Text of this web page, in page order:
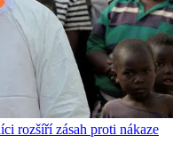
rozšíří zásah proti nákaze